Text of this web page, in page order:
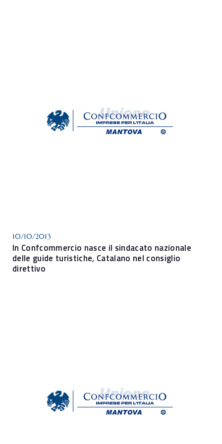
10/10/2013
In Confcommercio nasce il sindacato nazionale
delle guide turistiche, Catalano nel consiglio
direttivo